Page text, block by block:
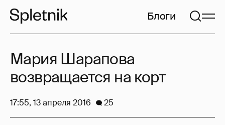
Блоги
Мария Шарапова
возвращается на корт
17:55, 13 апреля 2016 25